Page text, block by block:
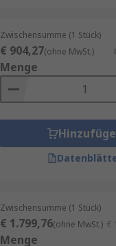
Zwischensumme (1 Stück)
€ 904,27(ohne MwSt.)
Menge
Zwischensumme (1 Stück)
€ 1.799,76(ohne MwSt.) €
Menge